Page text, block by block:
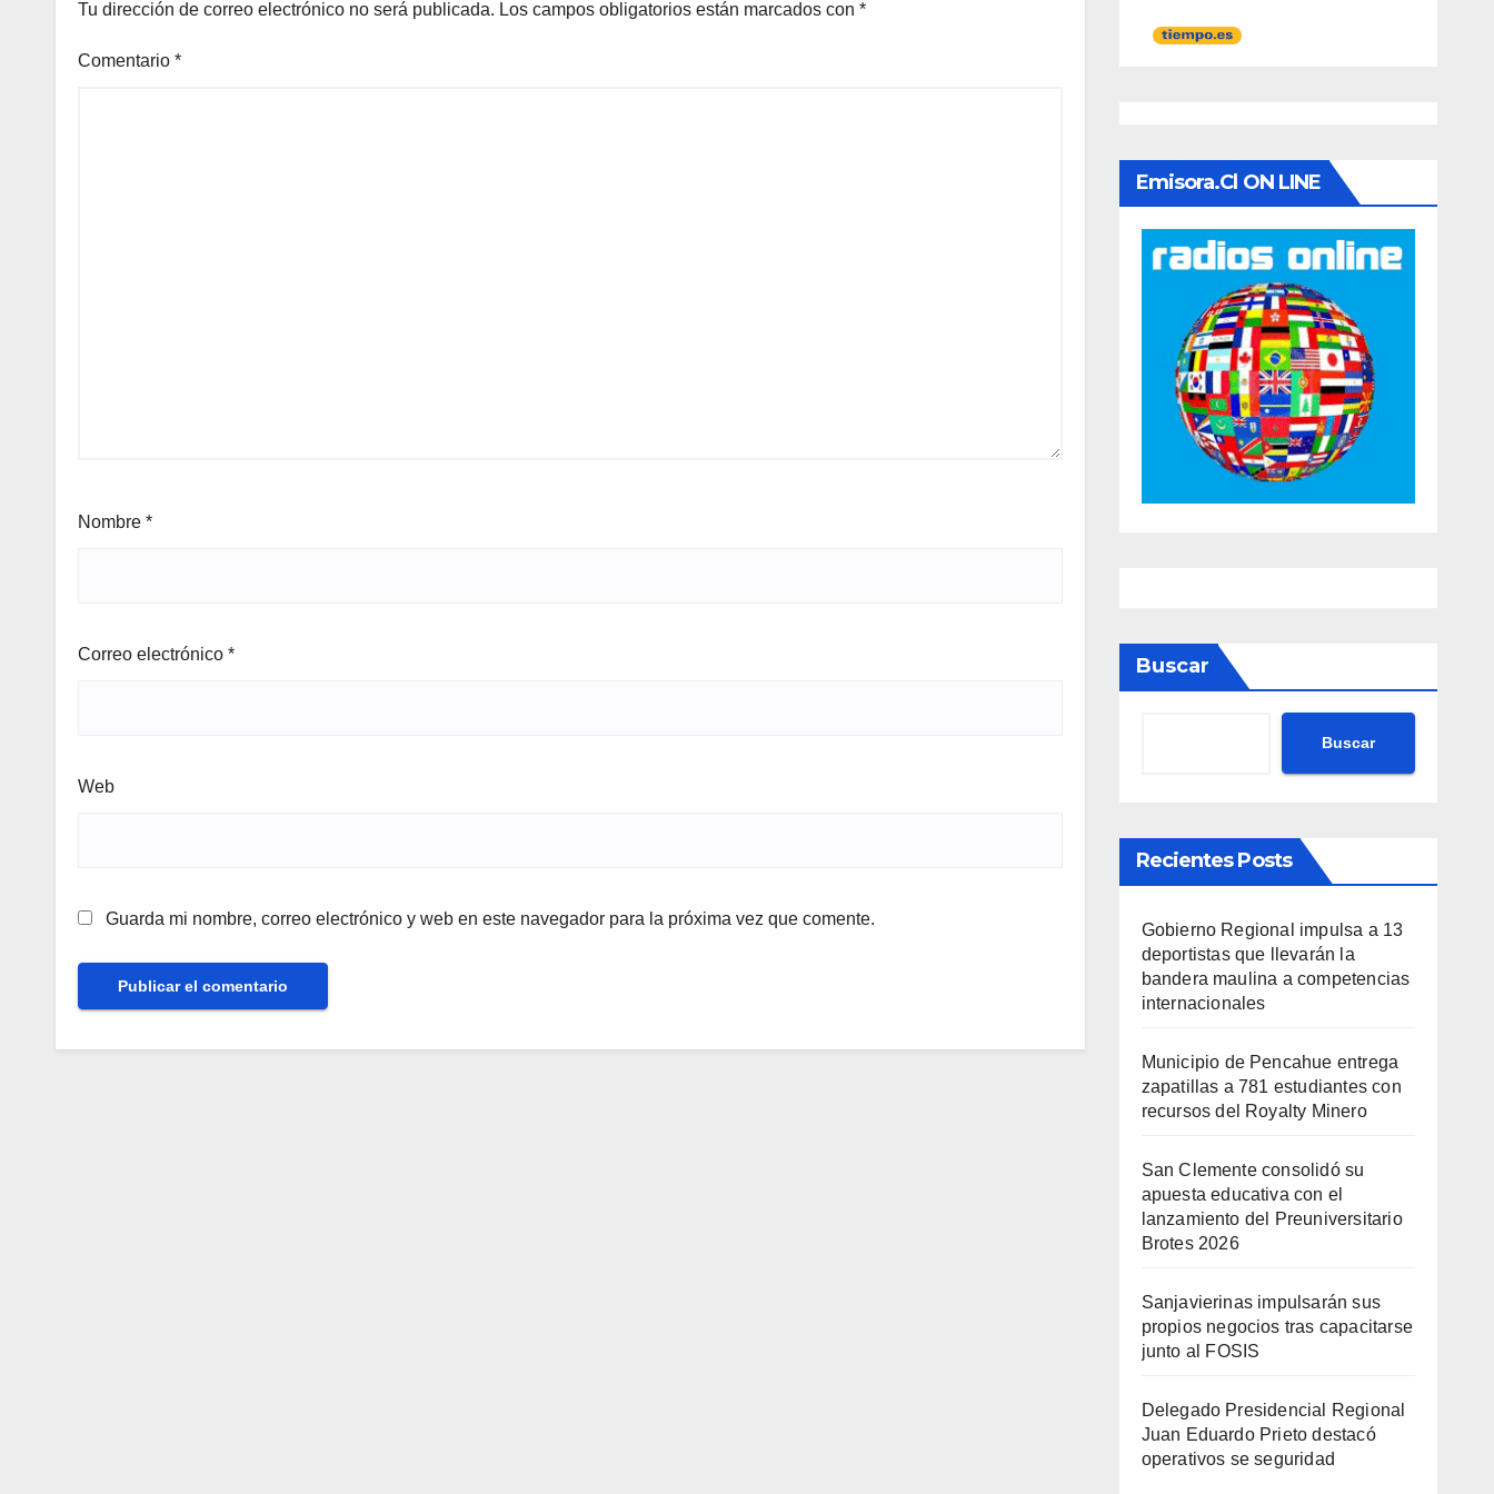
Tu dirección de correo electrónico no será publicada. Los campos obligatorios están marcados con *
Comentario *
Nombre *
Correo electrónico *
Web
Guarda mi nombre, correo electrónico y web en este navegador para la próxima vez que comente.
Emisora.cl ON LINE
Buscar
Buscar
Recientes Posts
Gobierno Regional impulsa a 13
deportistas que llevarán la
bandera maulina a competencias
internacionales
Municipio de Pencahue entrega
zapatillas a 781 estudiantes con
recursos del Royalty Minero
San Clemente consolidó su
apuesta educativa con el
lanzamiento del Preuniversitario
Brotes 2026
Sanjavierinas impulsarán sus
propios negocios tras capacitarse
junto al FOSIS
Delegado Presidencial Regional
Juan Eduardo Prieto destacó
operativos se seguridad